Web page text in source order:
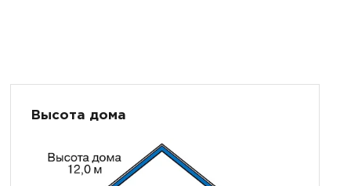
Высота дома